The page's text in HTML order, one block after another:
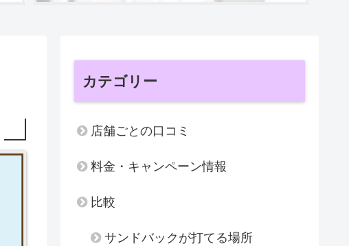
カテゴリー
店舗ごとの口コミ
料金・キャンペーン情報
比較
サンドバックが打てる場所